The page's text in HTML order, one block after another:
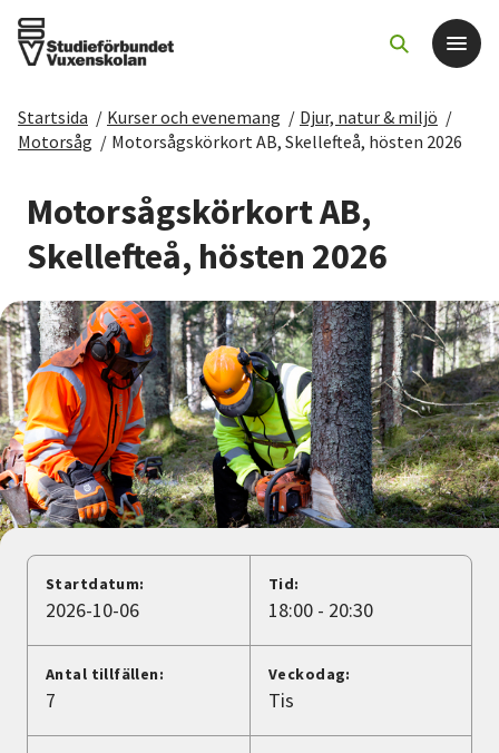
Det här gör vi
För dig som
Sök kurser och evenemang
Om SV
Starta studiecirkel
Cirkelledare
Nyheter
Avdelningar
Lyssna
Startsida / Kurser och evenemang / Djur, natur & miljö /
Motorsåg / Motorsågskörkort AB, Skellefteå, hösten 2026
Motorsågskörkort AB,
Skellefteå, hösten 2026
Startdatum:
2026-10-06
Tid:
18:00 - 20:30
Antal tillfällen:
7
Veckodag:
Tis